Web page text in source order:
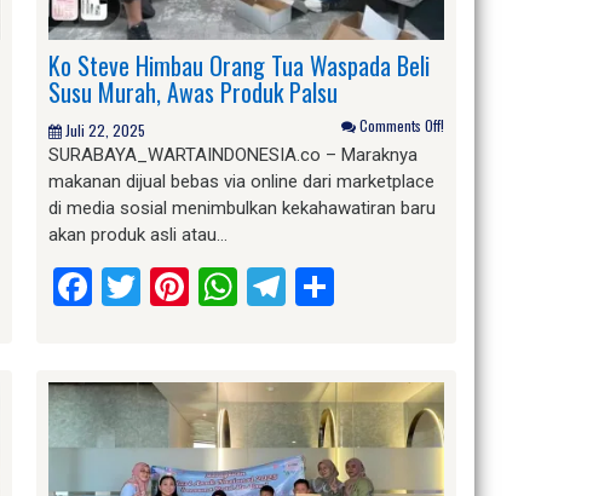
Ko Steve Himbau Orang Tua Waspada Beli
Susu Murah, Awas Produk Palsu
Juli 22, 2025 Comments Off!
SURABAYA_WARTAINDONESIA.co – Maraknya
makanan dijual bebas via online dari marketplace
di media sosial menimbulkan kekahawatiran baru
akan produk asli atau…
Facebook
Twitter
Pinterest
WhatsApp
Telegram